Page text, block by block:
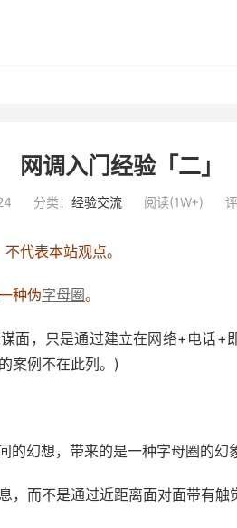
网调入门经验「二」
分类： 经验交流 阅读(1W+)
代表本站观点。
种伪字母圈。
谋面，只是通过建立在网络+电话+
案例不在此列。)
的幻想，带来的是一种字母圈的幻
，而不是通过近距离面对面带有